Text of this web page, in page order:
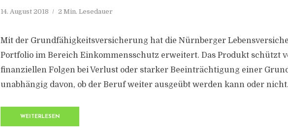
14. August 2018 2 Min. Lesedauer
Mit der Grundfähigkeitsversicherung hat die Nürnberger
Portfolio im Bereich Einkommensschutz erweitert. Das Produkt schützt
finanziellen Folgen bei Verlust oder starker Beeinträchtigung einer
unabhängig davon, ob der Beruf weiter ausgeübt werden kann oder
WEITERLESEN